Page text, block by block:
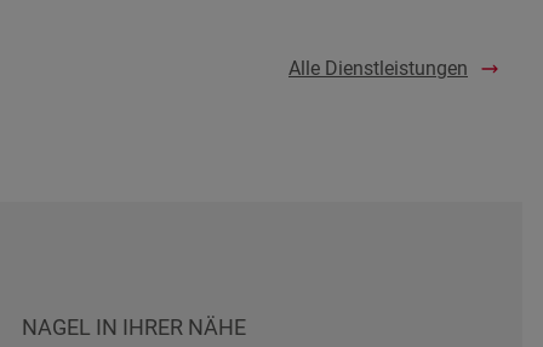
benötigen Sie?
Alle Dienstleistungen
NAGEL IN IHRER NÄHE